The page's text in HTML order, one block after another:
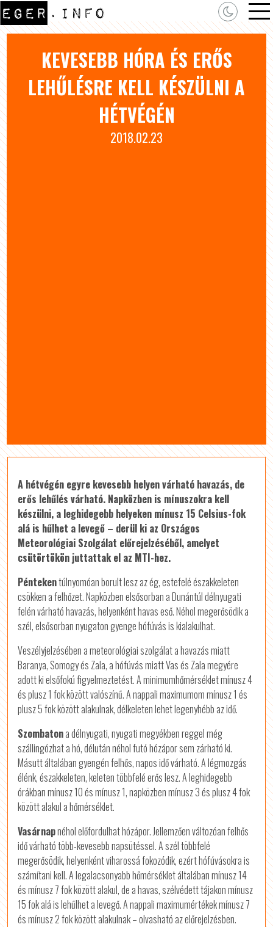
KEVESEBB HÓRA ÉS ERŐS
LEHŰLÉSRE KELL KÉSZÜLNI A
HÉTVÉGÉN
2018.02.23
A hétvégén egyre kevesebb helyen várható havazás, de
erős lehűlés várható. Napközben is mínuszokra kell
készülni, a leghidegebb helyeken mínusz 15 Celsius-fok
alá is hűlhet a levegő – derül ki az Országos
Meteorológiai Szolgálat előrejelzéséből, amelyet
csütörtökön juttattak el az MTI-hez.
Péntekentúlnyomóan borult lesz az ég, estefelé északkeleten
csökken a felhőzet. Napközben elsősorban a Dunántúl délnyugati
felén várható havazás, helyenként havas eső. Néhol megerősödik a
szél, elsősorban nyugaton gyenge hófúvás is kialakulhat.
Veszélyjelzésében a meteorológiai szolgálat a havazás miatt
Baranya, Somogy és Zala, a hófúvás miatt Vas és Zala megyére
adott ki elsőfokú figyelmeztetést. A minimumhőmérséklet mínusz 4
és plusz 1 fok között valószínű. A nappali maximumom mínusz 1 és
plusz 5 fok között alakulnak, délkeleten lehet legenyhébb az idő.
Szombatona délnyugati, nyugati megyékben reggel még
szállingózhat a hó, délután néhol futó hózápor sem zárható ki.
Másutt általában gyengén felhős, napos idő várható. A légmozgás
élénk, északkeleten, keleten többfelé erős lesz. A leghidegebb
órákban mínusz 10 és mínusz 1, napközben mínusz 3 és plusz 4 fok
között alakul a hőmérséklet.
Vasárnapnéhol előfordulhat hózápor. Jellemzően változóan felhős
idő várható több-kevesebb napsütéssel. A szél többfelé
megerősödik, helyenként viharossá fokozódik, ezért hófúvásokra is
számítani kell. A legalacsonyabb hőmérséklet általában mínusz 14
és mínusz 7 fok között alakul, de a havas, szélvédett tájakon mínusz
15 fok alá is lehűlhet a levegő. A nappali maximumértékek mínusz 7
és mínusz 2 fok között alakulnak – olvasható az előrejelzésben.